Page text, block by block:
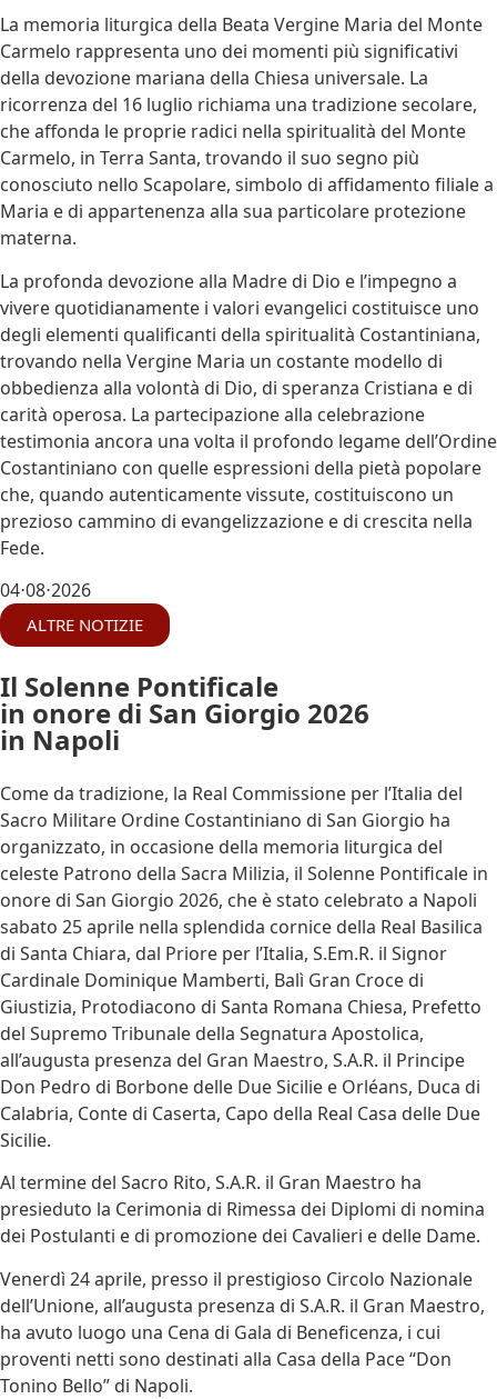
La memoria liturgica della Beata Vergine Maria del Monte
Carmelo rappresenta uno dei momenti più significativi
della devozione mariana della Chiesa universale. La
ricorrenza del 16 luglio richiama una tradizione secolare,
che affonda le proprie radici nella spiritualità del Monte
Carmelo, in Terra Santa, trovando il suo segno più
conosciuto nello Scapolare, simbolo di affidamento filiale a
Maria e di appartenenza alla sua particolare protezione
materna.
La profonda devozione alla Madre di Dio e l’impegno a
vivere quotidianamente i valori evangelici costituisce uno
degli elementi qualificanti della spiritualità Costantiniana,
trovando nella Vergine Maria un costante modello di
obbedienza alla volontà di Dio, di speranza Cristiana e di
carità operosa. La partecipazione alla celebrazione
testimonia ancora una volta il profondo legame dell’Ordine
Costantiniano con quelle espressioni della pietà popolare
che, quando autenticamente vissute, costituiscono un
prezioso cammino di evangelizzazione e di crescita nella
Fede.
04⋅08⋅2026
ALTRE NOTIZIE
Il Solenne Pontificale
in onore di San Giorgio 2026
in Napoli
Come da tradizione, la Real Commissione per l’Italia del
Sacro Militare Ordine Costantiniano di San Giorgio ha
organizzato, in occasione della memoria liturgica del
celeste Patrono della Sacra Milizia, il Solenne Pontificale in
onore di San Giorgio 2026, che è stato celebrato a Napoli
sabato 25 aprile nella splendida cornice della Real Basilica
di Santa Chiara, dal Priore per l’Italia, S.Em.R. il Signor
Cardinale Dominique Mamberti, Balì Gran Croce di
Giustizia, Protodiacono di Santa Romana Chiesa, Prefetto
del Supremo Tribunale della Segnatura Apostolica,
all’augusta presenza del Gran Maestro, S.A.R. il Principe
Don Pedro di Borbone delle Due Sicilie e Orléans, Duca di
Calabria, Conte di Caserta, Capo della Real Casa delle Due
Sicilie.
Al termine del Sacro Rito, S.A.R. il Gran Maestro ha
presieduto la Cerimonia di Rimessa dei Diplomi di nomina
dei Postulanti e di promozione dei Cavalieri e delle Dame.
Venerdì 24 aprile, presso il prestigioso Circolo Nazionale
dell’Unione, all’augusta presenza di S.A.R. il Gran Maestro,
ha avuto luogo una Cena di Gala di Beneficenza, i cui
proventi netti sono destinati alla Casa della Pace “Don
Tonino Bello” di Napoli.